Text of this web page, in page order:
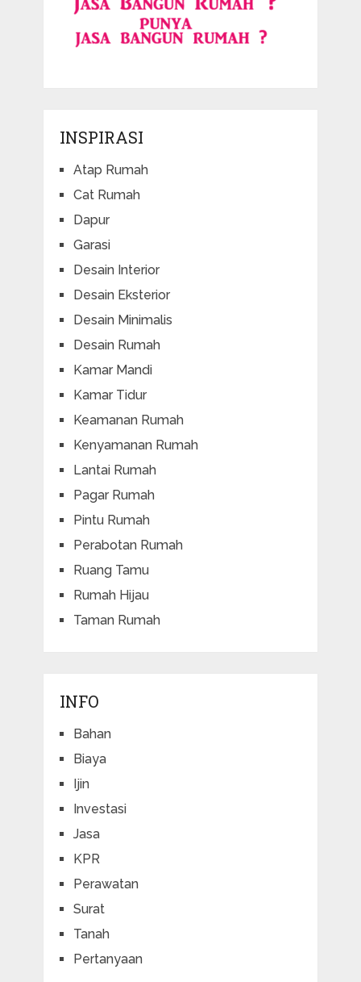
INSPIRASI
Atap Rumah
Cat Rumah
Dapur
Garasi
Desain Interior
Desain Eksterior
Desain Minimalis
Desain Rumah
Kamar Mandi
Kamar Tidur
Keamanan Rumah
Kenyamanan Rumah
Lantai Rumah
Pagar Rumah
Pintu Rumah
Perabotan Rumah
Ruang Tamu
Rumah Hijau
Taman Rumah
INFO
Bahan
Biaya
Ijin
Investasi
Jasa
KPR
Perawatan
Surat
Tanah
Pertanyaan